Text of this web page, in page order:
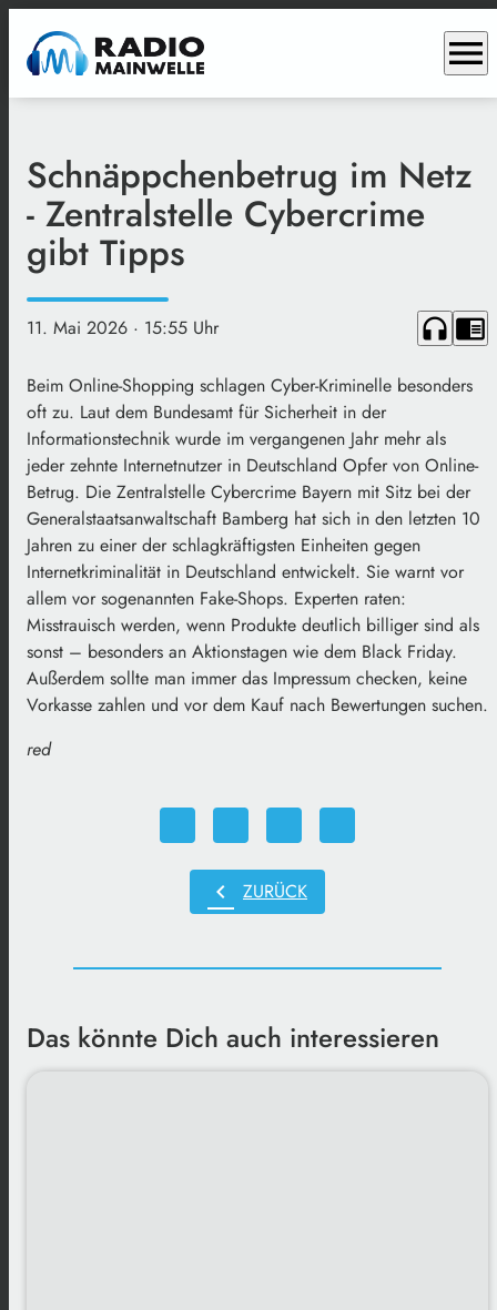
menu
Schnäppchenbetrug im Netz
- Zentralstelle Cybercrime
gibt Tipps
11. Mai 2026 · 15:55 Uhr headphones chrome_reader_mode
Beim Online-Shopping schlagen Cyber-Kriminelle besonders
oft zu. Laut dem Bundesamt für Sicherheit in der
Informationstechnik wurde im vergangenen Jahr mehr als
jeder zehnte Internetnutzer in Deutschland Opfer von Online-
Betrug. Die Zentralstelle Cybercrime Bayern mit Sitz bei der
Generalstaatsanwaltschaft Bamberg hat sich in den letzten 10
Jahren zu einer der schlagkräftigsten Einheiten gegen
Internetkriminalität in Deutschland entwickelt. Sie warnt vor
allem vor sogenannten Fake-Shops. Experten raten:
Misstrauisch werden, wenn Produkte deutlich billiger sind als
sonst – besonders an Aktionstagen wie dem Black Friday.
Außerdem sollte man immer das Impressum checken, keine
Vorkasse zahlen und vor dem Kauf nach Bewertungen suchen.
red
chevron_left ZURÜCK
Das könnte Dich auch interessieren